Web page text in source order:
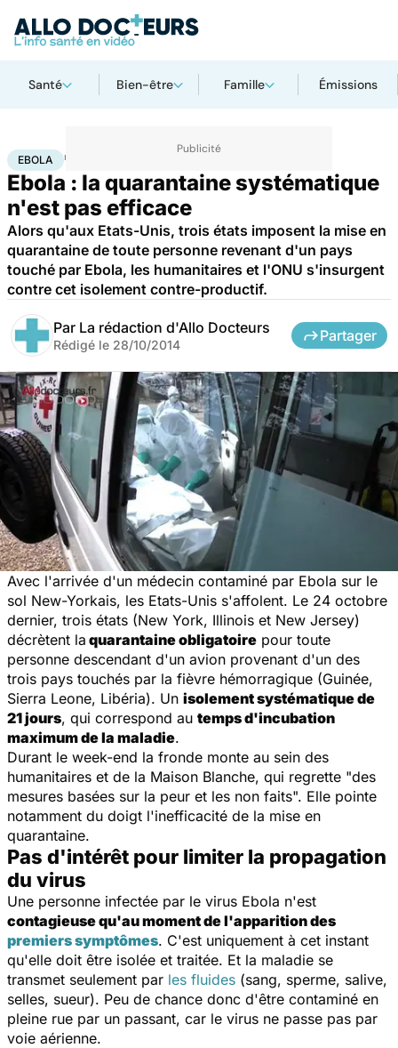
Santé Bien-être Famille Émissions
Accueil Santé
EBOLA
Ebola : la quarantaine systématique
n'est pas efficace
Alors qu'aux Etats-Unis, trois états imposent la mise en
quarantaine de toute personne revenant d'un pays
touché par Ebola, les humanitaires et l'ONU s'insurgent
contre cet isolement contre-productif.
Par La rédaction d'Allo Docteurs
Rédigé le 28/10/2014
Partager
Avec l'arrivée d'un médecin contaminé par Ebola sur le
sol New-Yorkais, les Etats-Unis s'affolent. Le 24 octobre
dernier, trois états (New York, Illinois et New Jersey)
décrètent la quarantaine obligatoire pour toute
personne descendant d'un avion provenant d'un des
trois pays touchés par la fièvre hémorragique (Guinée,
Sierra Leone, Libéria). Un isolement systématique de
21 jours, qui correspond au temps d'incubation
maximum de la maladie.
Durant le week-end la fronde monte au sein des
humanitaires et de la Maison Blanche, qui regrette "des
mesures basées sur la peur et les non faits". Elle pointe
notamment du doigt l'inefficacité de la mise en
quarantaine.
Pas d'intérêt pour limiter la propagation
du virus
Une personne infectée par le virus Ebola n'est
contagieuse qu'au moment de l'apparition des
premiers symptômes. C'est uniquement à cet instant
qu'elle doit être isolée et traitée. Et la maladie se
transmet seulement par les fluides (sang, sperme, salive,
selles, sueur). Peu de chance donc d'être contaminé en
pleine rue par un passant, car le virus ne passe pas par
voie aérienne.